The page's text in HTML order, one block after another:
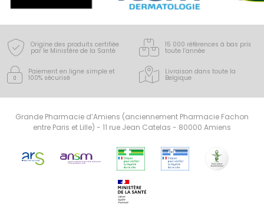
Origine des produits certifiée
par le Ministère de la Santé
15 000 références à bas prix
toute l’année
Paiement en ligne simple et
100% sécurisé
Livraison dans toute la
Belgique
Grande Pharmacie d’Amiens (anciennement Pharmacie Fachon
entre Paris et Lille) - 11 rue Jean Catelas - 80000 Amiens